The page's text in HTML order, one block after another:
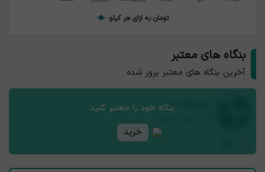
تومان به ازای هر کیلو
بنگاه های معتبر
آخرین بنگاه های معتبر بروز شده
بنگاه خود را معتبر کنید
خرید
نام بنگاه شما